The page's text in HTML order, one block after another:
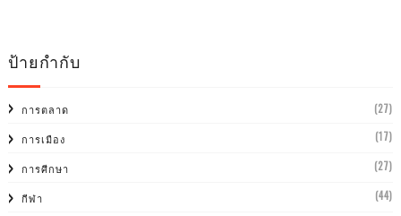
ป้ายกำกับ
การตลาด (27)
การเมือง (17)
การศีกษา (27)
กีฬา (44)